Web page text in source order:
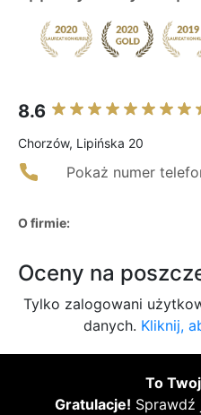
8.6
Chorzów, Lipińska 20
Pokaż numer
O firmie:
Oceny na
Tylko zalogowani
danych. Kliknij,
To
Gratulacje! Sprawdź